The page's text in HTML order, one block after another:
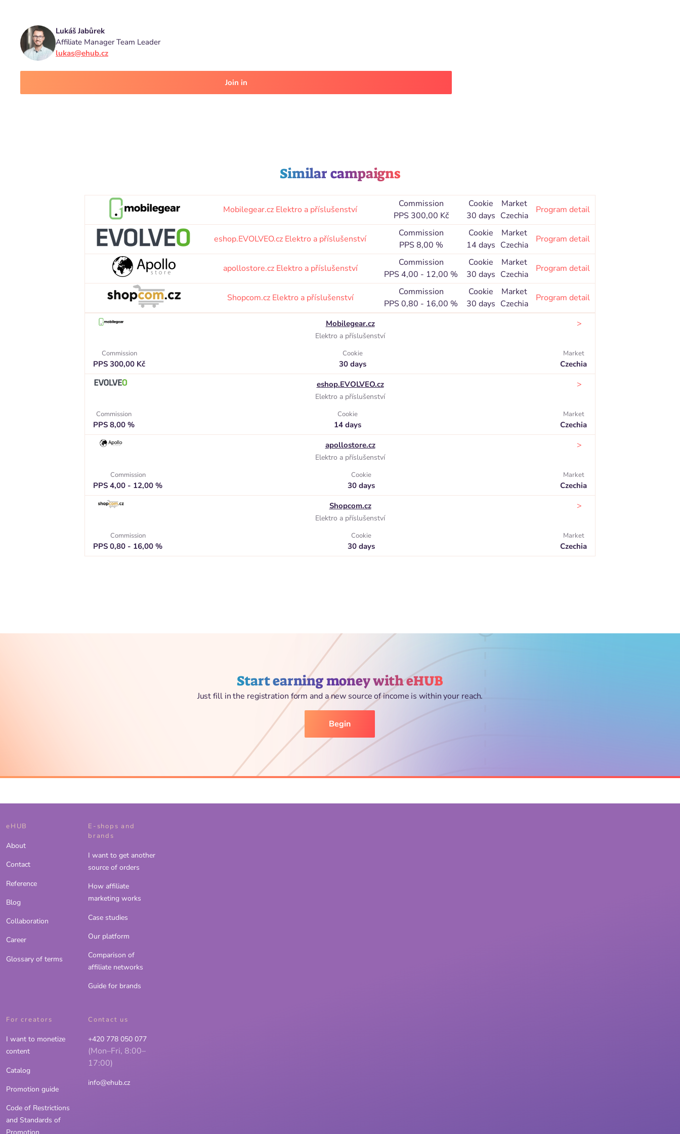
Lukáš Jabůrek
Affiliate Manager Team Leader
lukas@ehub.cz
Join in
Similar campaigns
Mobilegear.cz Elektro a příslušenství
Commission
PPS 300,00 Kč
Cookie
30 days
Market
Czechia
Program detail
eshop.EVOLVEO.cz Elektro a příslušenství
Commission
PPS 8,00 %
Cookie
14 days
Market
Czechia
Program detail
apollostore.cz Elektro a příslušenství
Commission
PPS 4,00 - 12,00 %
Cookie
30 days
Market
Czechia
Program detail
Shopcom.cz Elektro a příslušenství
Commission
PPS 0,80 - 16,00 %
Cookie
30 days
Market
Czechia
Program detail
Mobilegear.cz
Elektro a příslušenství
>
Commission
PPS 300,00 Kč
Cookie
30 days
Market
Czechia
eshop.EVOLVEO.cz
Elektro a příslušenství
>
Commission
PPS 8,00 %
Cookie
14 days
Market
Czechia
apollostore.cz
Elektro a příslušenství
>
Commission
PPS 4,00 - 12,00 %
Cookie
30 days
Market
Czechia
Shopcom.cz
Elektro a příslušenství
>
Commission
PPS 0,80 - 16,00 %
Cookie
30 days
Market
Czechia
Start earning money with eHUB
Just fill in the registration form and a new source of income is within your reach.
Begin
eHUB
About
Contact
Reference
Blog
Collaboration
Career
Glossary of terms
E-shops and
brands
I want to get another
source of orders
How affiliate
marketing works
Case studies
Our platform
Comparison of
affiliate networks
Guide for brands
For creators
I want to monetize
content
Catalog
Promotion guide
Code of Restrictions
and Standards of
Contact us
+420 778 050 077
(Mon–Fri, 8:00–
17:00)
info@ehub.cz